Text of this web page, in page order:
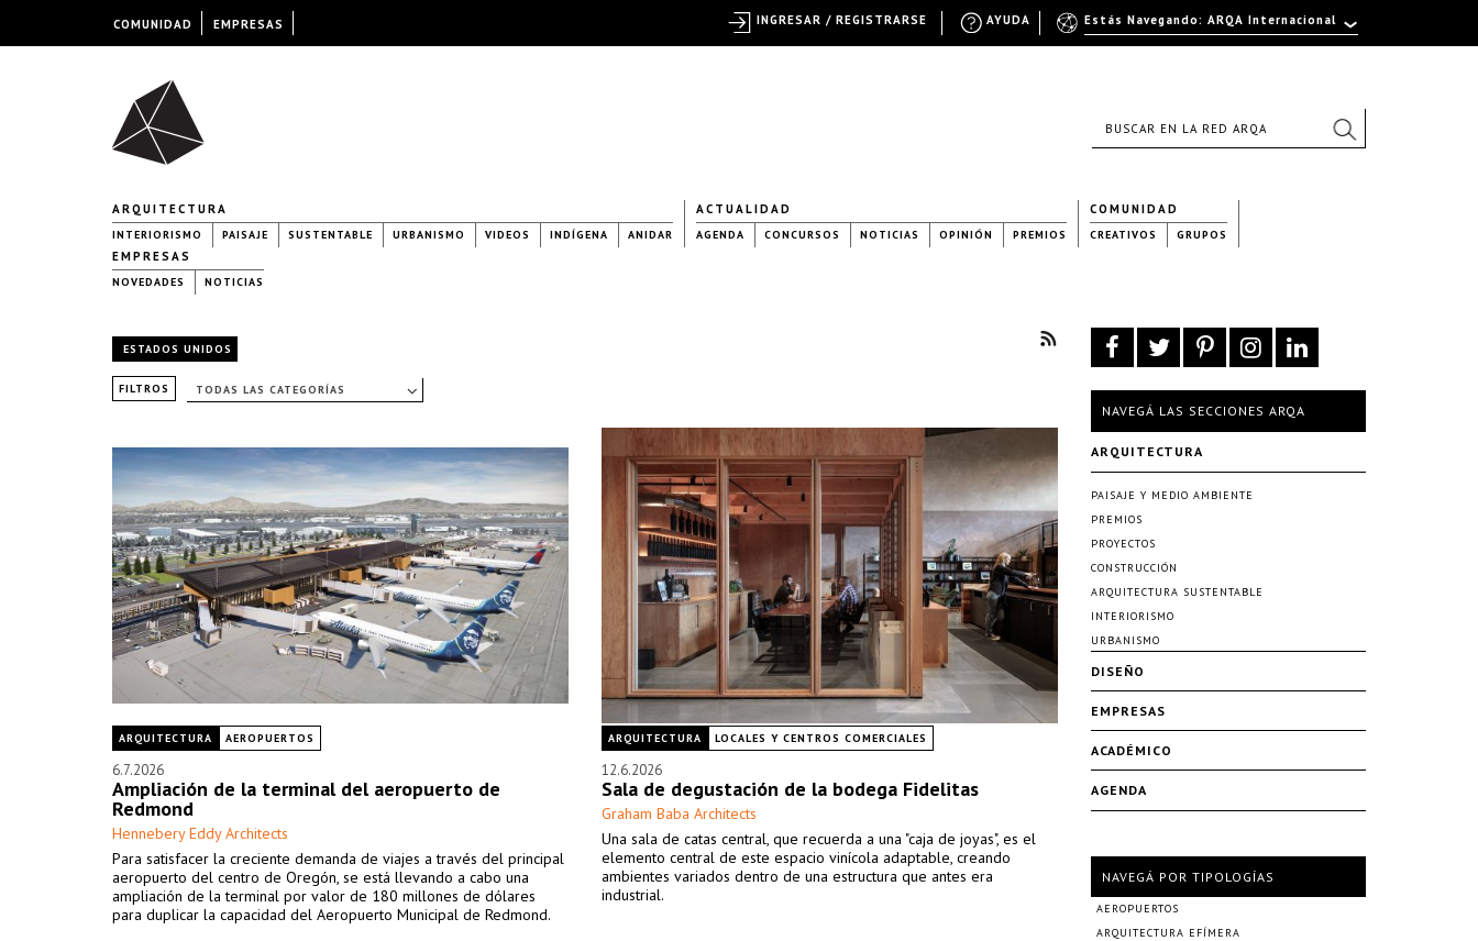
ARQUITECTURA
INTERIORISMO PAISAJE SUSTENTABLE URBANISMO VIDEOS INDÍGENA ANIDAR
ACTUALIDAD
AGENDA CONCURSOS NOTICIAS OPINIÓN PREMIOS
COMUNIDAD
CREATIVOS GRUPOS
EMPRESAS
NOVEDADES NOTICIAS
ESTADOS UNIDOS
FILTROS TODAS LAS CATEGORÍAS
ARQUITECTURA AEROPUERTOS
6.7.2026
Ampliación de la terminal del aeropuerto de
Redmond
Hennebery Eddy Architects
Para satisfacer la creciente demanda de viajes a través del principal
aeropuerto del centro de Oregón, se está llevando a cabo una
ampliación de la terminal por valor de 180 millones de dólares
para duplicar la capacidad del Aeropuerto Municipal de Redmond.
ARQUITECTURA LOCALES Y CENTROS COMERCIALES
12.6.2026
Sala de degustación de la bodega Fidelitas
Graham Baba Architects
Una sala de catas central, que recuerda a una "caja de joyas", es el
elemento central de este espacio vinícola adaptable, creando
ambientes variados dentro de una estructura que antes era
industrial.
NAVEGÁ LAS SECCIONES ARQA
ARQUITECTURA
PAISAJE Y MEDIO AMBIENTE
PREMIOS
PROYECTOS
CONSTRUCCIÓN
ARQUITECTURA SUSTENTABLE
INTERIORISMO
URBANISMO
DISEÑO
EMPRESAS
ACADÉMICO
AGENDA
NAVEGÁ POR TIPOLOGÍAS
AEROPUERTOS
ARQUITECTURA EFÍMERA
COMUNIDAD EMPRESAS Estás Navegando: ARQA Internacional
AYUDA
INGRESAR / REGISTRARSE